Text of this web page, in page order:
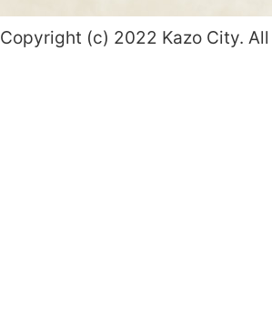
Copyright (c) 2022 Kazo City.